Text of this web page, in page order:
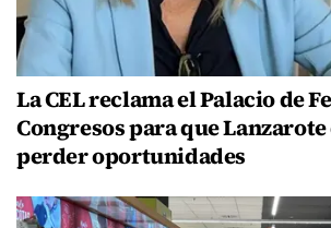
La CEL reclama el Palacio de
Congresos para que
perder oportunidades